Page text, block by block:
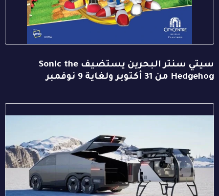
سيتي سنتر البحرين يستضيف Sonic the
Hedgehog من 31 أكتوبر ولغاية 9 نوفمبر